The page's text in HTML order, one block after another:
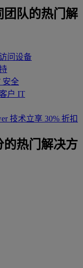
团队的热门解
问设备
安全
户 IT
技术立享 30% 折扣
的热门解决方